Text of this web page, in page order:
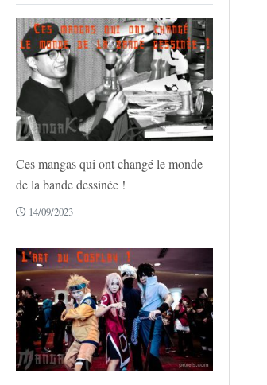
Ces mangas qui ont changé le monde
de la bande dessinée !
14/09/2023